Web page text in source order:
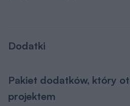
Dodatki
Pakiet dodatków, który
projektem